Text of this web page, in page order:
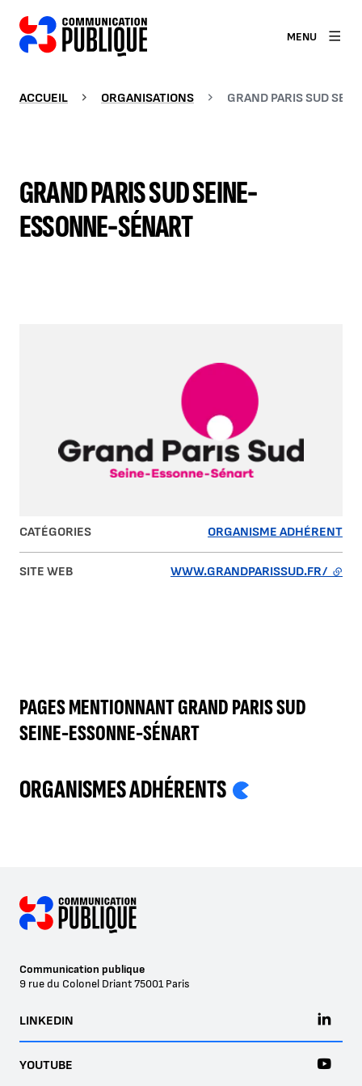
MENU
ACCUEIL ORGANISATIONS GRAND PARIS SUD
GRAND PARIS SUD SEINE-
ESSONNE-SÉNART
CATÉGORIES ORGANISME ADHÉRENT
SITE WEB WWW.GRANDPARISSUD.FR/ -
PAGES MENTIONNANT GRAND PARIS SUD
SEINE-ESSONNE-SÉNART
ORGANISMES ADHÉRENTS
Communication publique
9 rue du Colonel Driant75001 Paris
LINKEDIN
YOUTUBE